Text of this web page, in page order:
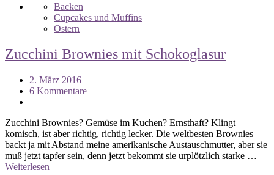
Backen
Cupcakes und Muffins
Ostern
Zucchini Brownies mit Schokoglasur
2. März 2016
6 Kommentare
Zucchini Brownies? Gemüse im Kuchen? Ernsthaft? Klingt
komisch, ist aber richtig, richtig lecker. Die weltbesten Brownies
backt ja mit Abstand meine amerikanische Austauschmutter, aber sie
muß jetzt tapfer sein, denn jetzt bekommt sie urplötzlich starke …
Weiterlesen